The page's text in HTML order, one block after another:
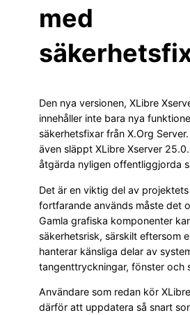
med
Den nya versionen, XLibre
innehåller inte bara nya
säkerhetsfixar från X.Org
även släppt XLibre Xserver
åtgärda nyligen offentliggjorda
Det är en viktig del av projektets
fortfarande används måste det
Gamla grafiska komponenter
säkerhetsrisk, särskilt eftersom
hanterar känsliga delar av
tangenttryckningar, fönster och
Användare som redan kör
därför att uppdatera så snart